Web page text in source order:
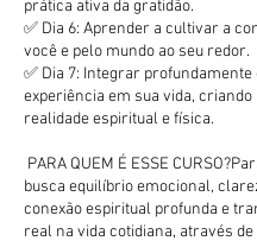
prática ativa da gratidão.
✅ Dia 6: Aprender a cultivar a
você e pelo mundo ao seu redor.
✅ Dia 7: Integrar profundamente
experiência em sua vida, criando
realidade espiritual e física.
PARA QUEM É ESSE
busca equilíbrio emocional,
conexão espiritual profunda e
real na vida cotidiana, através